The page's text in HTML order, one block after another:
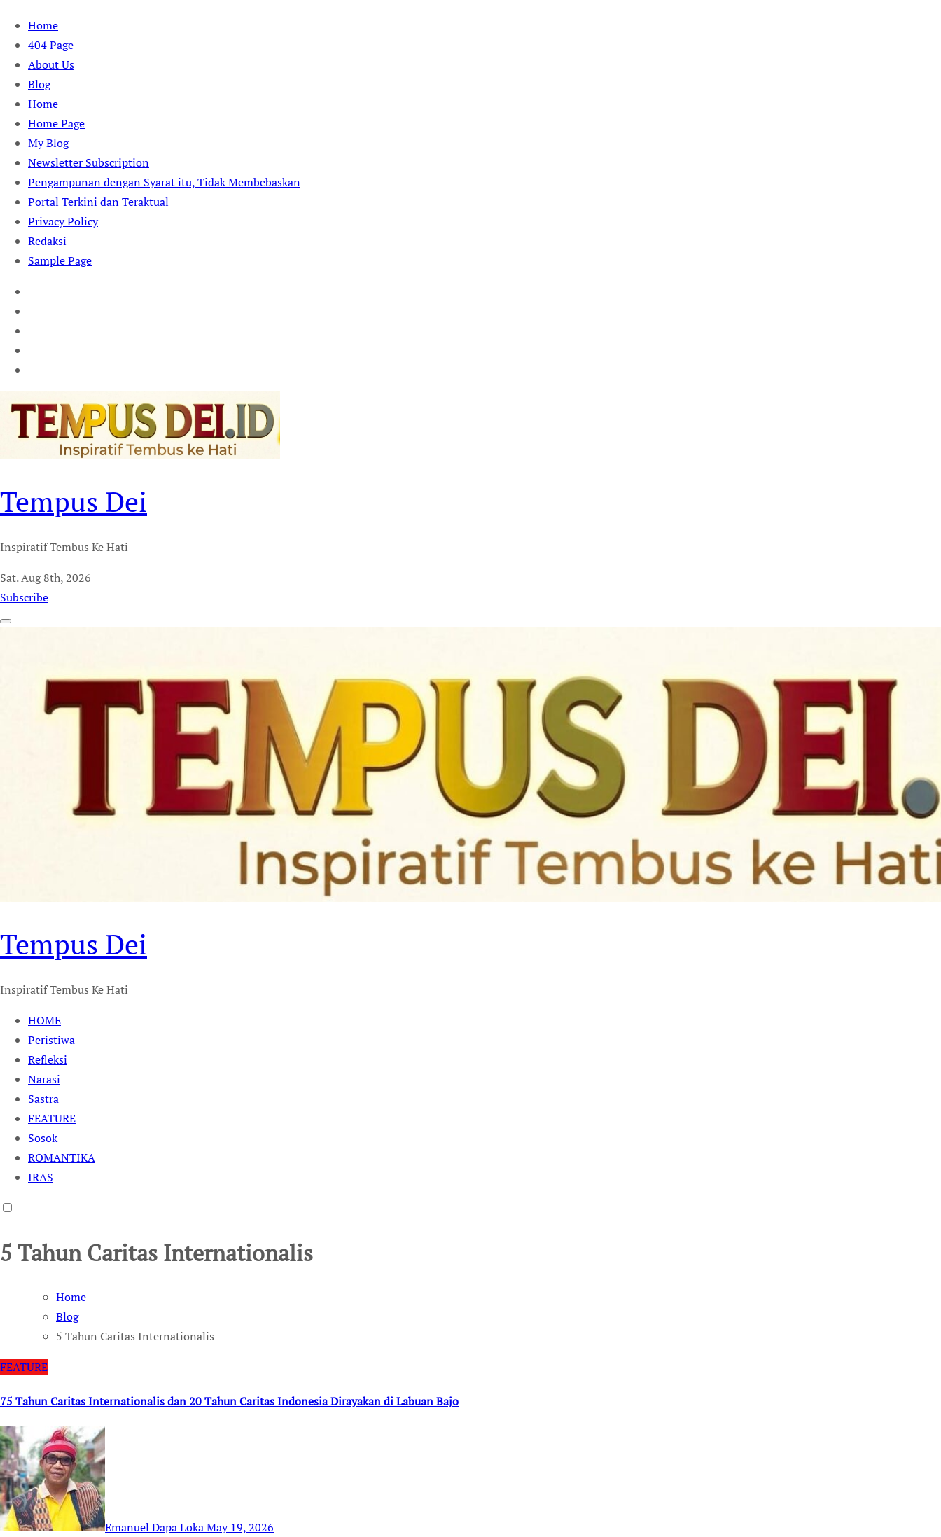
Skip
content
Home
404 Page
About Us
Blog
Home
Home Page
My Blog
Newsletter Subscription
Pengampunan dengan Syarat itu, Tidak Membebaskan
Portal Terkini dan Teraktual
Privacy Policy
Redaksi
Sample Page
Tempus Dei
Inspiratif Tembus Ke Hati
Sat. Aug 8th, 2026
Subscribe
Tempus Dei
Inspiratif Tembus Ke Hati
HOME
Peristiwa
Refleksi
Narasi
Sastra
FEATURE
Sosok
ROMANTIKA
IRAS
5 Tahun Caritas Internationalis
Home
Blog
5 Tahun Caritas Internationalis
FEATURE
75 Tahun Caritas Internationalis dan 20 Tahun Caritas Indonesia Dirayakan di Labuan Bajo
Emanuel Dapa LokaMay 19, 2026